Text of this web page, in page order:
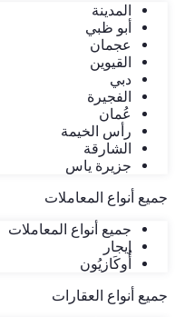
المدينة
أبو ظبي
عجمان
القيوين
دبي
الفجيرة
عُمان
رأس الخيمة
الشارقة
جزيرة ياس
جميع أنواع المعاملات
جميع أنواع المعاملات
إيجار
أُوكَازيُون
جميع أنواع العقارات